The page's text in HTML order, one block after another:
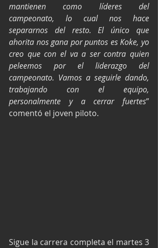
mantienen como líderes del
campeonato, lo cual nos hace
separarnos del resto. El único que
ahorita nos gana por puntos es Koke, yo
creo que con el va a ser contra quien
peleemos por el liderazgo del
campeonato. Vamos a seguirle dando,
trabajando con el equipo,
personalmente y a cerrar fuertes”
comentó el joven piloto.
Sigue la carrera completa el martes 3